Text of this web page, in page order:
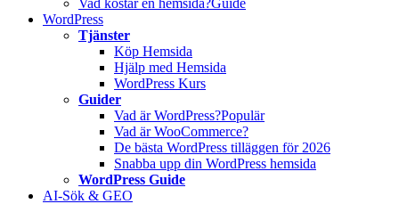
Vad kostar en hemsida?Guide
WordPress
Tjänster
Köp Hemsida
Hjälp med Hemsida
WordPress Kurs
Guider
Vad är WordPress?Populär
Vad är WooCommerce?
De bästa WordPress tilläggen för 2026
Snabba upp din WordPress hemsida
WordPress Guide
AI-Sök & GEO